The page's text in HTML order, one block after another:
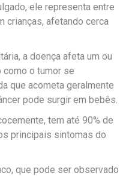
ele representa entre
crianças, afetando cerca
a doença afeta um ou
o tumor se
que acometa geralmente
pode surgir em bebês.
tem até 90% de
principais sintomas do
que pode ser observado